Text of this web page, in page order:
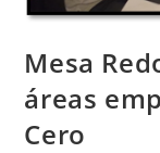
Mesa
áreas
Cero